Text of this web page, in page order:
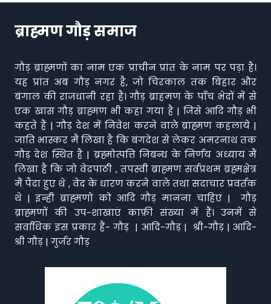
ब्राह्मण गौड़ समाज
गौड़ ब्राह्मणों का नाम एक प्राचीन प्रांत के नाम पर पड़ा है।
यह प्रांत अब गौड़ नगर है, जो चिरकाल तक बिहार और
बंगाल की राजधानी रहा है। गौड़ ब्राहमण के पाँच भेदों में से
एक खास गौड़ ब्राह्मण भी कहा गया है | जिसे आदि गौड़ भी
कहते हैं | गौड़ देश में निवेश करने वाले ब्राह्मण कहलाये |
जाति भास्कर मैं लिखा है कि बंगदेश से लेकर अमरनाथ तक
गौड़ देश स्थित है | ब्रह्मोत्पत्ति निबन्ध के निर्णय अध्याय मैं
लिखा है कि जो वेदपाठी , तपस्वी ब्राह्मण सर्वप्रथम ब्रह्मक्षेत्र
मैं पैदा हुए थे , वेद के धारण करने वाले तथा सदाचार प्रवर्तक
थे | इन्ही ब्राह्मणो को आदि गौड़ मानना चाहिए | गौड़
ब्राह्मणों की उप-शाखाएं काफ़ी संख्या में हैं। उनमें से
सर्वाधिक इस प्रकार हैं- गौड़ | आदि-गौड़ | श्री-गौड़ | आदि-
श्री गौड़ | गुर्जर गौड़